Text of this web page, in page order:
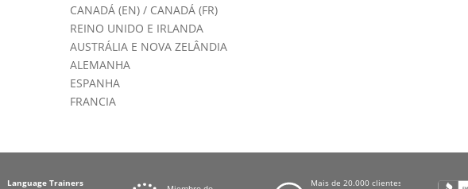
CANADÁ (EN)/ CANADÁ (FR)
REINO UNIDO E IRLANDA
AUSTRÁLIA E NOVA ZELÂNDIA
ALEMANHA
ESPANHA
FRANCIA